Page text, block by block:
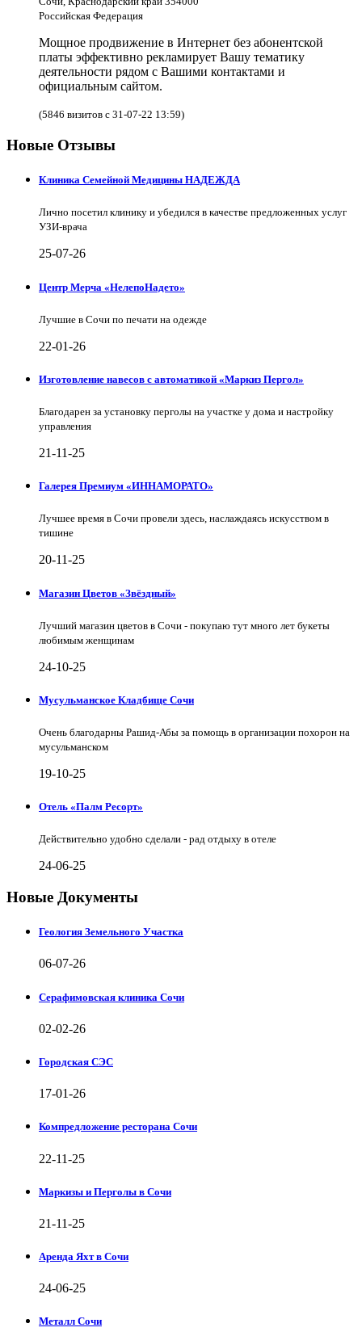
Российская Федерация
Мощное продвижение в Интернет без абонентской
платы эффективно рекламирует Вашу тематику
деятельности рядом с Вашими контактами и
официальным сайтом.
(5846 визитов с 31-07-22 13:59)
Новые Отзывы
Клиника Семейной Медицины НАДЕЖДА
Лично посетил клинику и убедился в качестве предложенных услуг
УЗИ-врача
25-07-26
Центр Мерча «НелепоНадето»
Лучшие в Сочи по печати на одежде
22-01-26
Изготовление навесов с автоматикой «Маркиз Пергол»
Благодарен за установку перголы на участке у дома и настройку
управления
21-11-25
Галерея Премиум «ИННАМОРАТО»
Лучшее время в Сочи провели здесь, наслаждаясь искусством в
тишине
20-11-25
Магазин Цветов «Звёздный»
Лучший магазин цветов в Сочи - покупаю тут много лет букеты
любимым женщинам
24-10-25
Мусульманское Кладбище Сочи
Очень благодарны Рашид-Абы за помощь в организации похорон на
мусульманском
19-10-25
Отель «Палм Ресорт»
Действительно удобно сделали - рад отдыху в отеле
24-06-25
Новые Документы
Геология Земельного Участка
06-07-26
Серафимовская клиника Сочи
02-02-26
Городская СЭС
17-01-26
Компредложение ресторана Сочи
22-11-25
Маркизы и Перголы в Сочи
21-11-25
Аренда Яхт в Сочи
24-06-25
Металл Сочи